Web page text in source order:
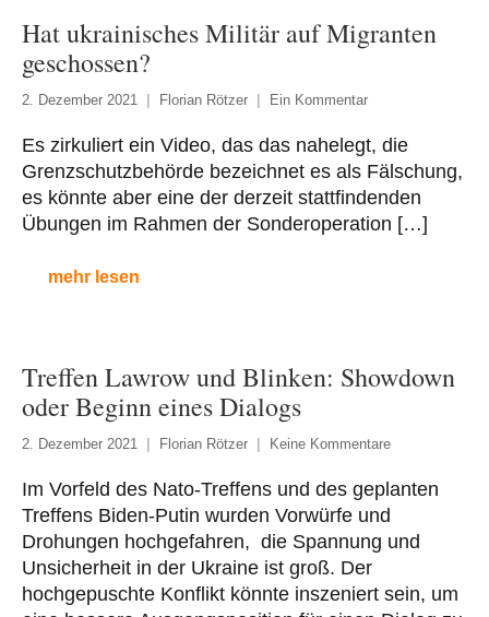
Hat ukrainisches Militär auf Migranten
geschossen?
2. Dezember 2021 Florian Rötzer Ein Kommentar
Es zirkuliert ein Video, das das nahelegt, die
Grenzschutzbehörde bezeichnet es als Fälschung,
es könnte aber eine der derzeit stattfindenden
Übungen im Rahmen der Sonderoperation […]
mehr lesen
Treffen Lawrow und Blinken: Showdown
oder Beginn eines Dialogs
2. Dezember 2021 Florian Rötzer Keine Kommentare
Im Vorfeld des Nato-Treffens und des geplanten
Treffens Biden-Putin wurden Vorwürfe und
Drohungen hochgefahren, die Spannung und
Unsicherheit in der Ukraine ist groß. Der
hochgepuschte Konflikt könnte inszeniert sein, um